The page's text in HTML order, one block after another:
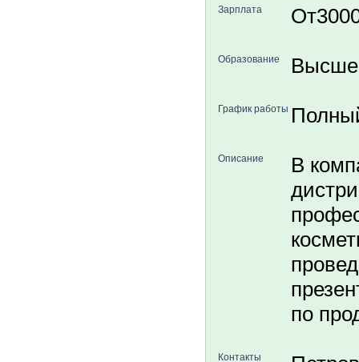
Зарплата
Образование
График работы
Описание
В
по
Контакты